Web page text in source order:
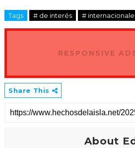
Tags # de interés #
RESPONSIVE
Share This
About